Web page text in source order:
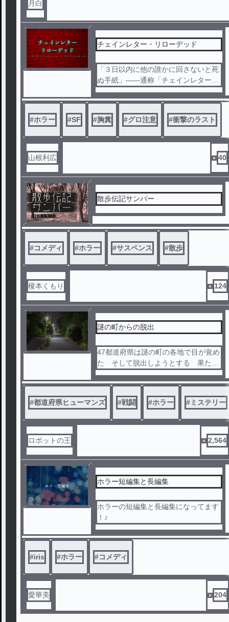
月白
チェインレター・リローデッド
「３日以内に他の誰かに回さないと死
ぬ手紙」——通称「チェインレター」
。それは単なる都市伝説ではなく、ほ
んとうに人を殺す手紙だった。突然現
れたチェインレターによって次々と犠
牲者が現れる中、平凡な女子高生・菊
田千尋と校内一の問題児・篠原夏樹は
死の連鎖を食い止めるため奔走する。
しかし、やがてふたりのもとにもチェ
#ホラー #SF #胸糞 #グロ注意 #衝撃のラスト
山根利広 40
散歩伝記サンパー
#コメディ #ホラー #サスペンス #散歩
榎本くもり 124
謎の町からの脱出
47都道府県は謎の町の各地で目が覚め
た そして脱出しようとする 果たし
て都道府県たちは脱出できるのか そ
してこの町に隠された秘密とは
#都道府県ヒューマンズ #戦闘 #ホラー #ミステリー
ロボットの王 2,564
ホラー短編集と長編集
ホラーの短編集と長編集になってます
！♪
#iris #ホラー #コメディ
愛華美 204